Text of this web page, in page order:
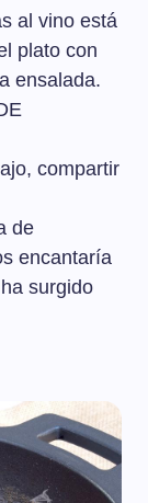
al vino está
plato con
ensalada.
compartir
de
encantaría
surgido